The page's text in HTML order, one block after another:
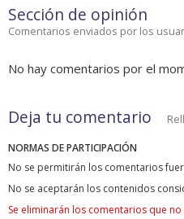
Sección de opinión
Comentarios enviados por los
No hay comentarios por el
Deja tu comentario
NORMAS DE PARTICIPACIÓN
No se permitirán los comentarios
No se aceptarán los contenidos
Se eliminarán los comentarios que